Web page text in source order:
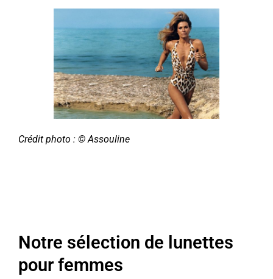
Crédit photo : © Assouline
Notre sélection de lunettes
pour femmes